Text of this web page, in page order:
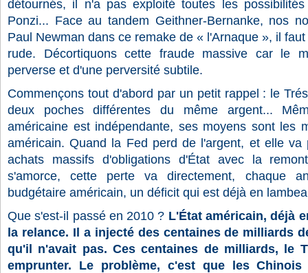
détournés, il n'a pas exploité toutes les
Ponzi... Face au tandem Geithner-Bernanke, nos
Paul Newman dans ce remake de « l'Arnaque », il
rude. Décortiquons cette fraude massive car le
perverse et d'une perversité subtile.
Commençons tout d'abord par un petit rappel : le
deux poches différentes du même argent...
américaine est indépendante, ses moyens sont les
américain. Quand la Fed perd de l'argent, et elle
achats massifs d'obligations d'État avec la
s'amorce, cette perte va directement, chaque
budgétaire américain, un déficit qui est déjà en
Que s'est-il passé en 2010 ? L'État américain, déjà
la relance. Il a injecté des centaines de milliards
qu'il n'avait pas. Ces centaines de milliards, le
emprunter. Le problème, c'est que les